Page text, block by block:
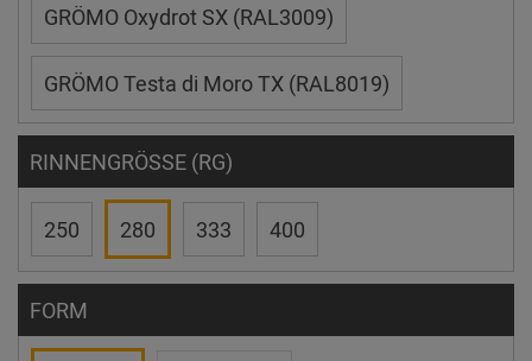
GRÖMO Oxydrot SX (RAL3009)
GRÖMO Testa di Moro TX (RAL8019)
RINNENGRÖSSE (RG)
250 280 333 400
FORM